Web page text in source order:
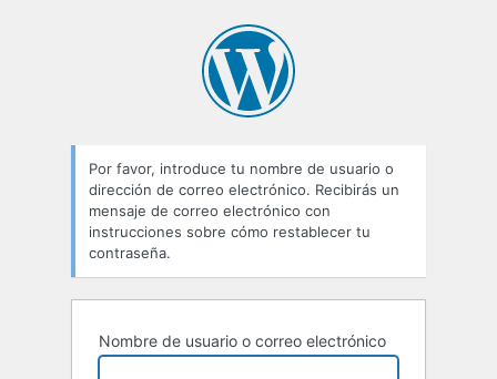
Por favor, introduce tu nombre de usuario o
dirección de correo electrónico. Recibirás un
mensaje de correo electrónico con
instrucciones sobre cómo restablecer tu
contraseña.
Nombre de usuario o correo electrónico